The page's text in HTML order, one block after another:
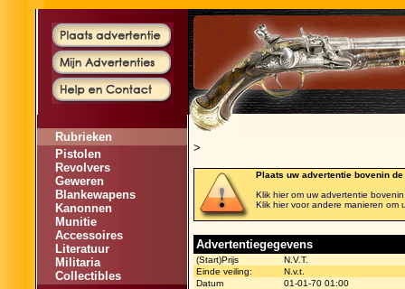
Rubrieken
Pistolen
Revolvers
Geweren
Blankewapens
Kanonnen
Munitie
Accessoires
Literatuur
Militaria
Collectibles
>
Plaats uw advertentie bovenin
Klik hier om uw advertentie
Klik hier voor andere manieren om
Advertentiegegevens
(Start)Prijs
N.V.T.
Einde veiling:
N.v.t.
Datum
01-01-70 01:00